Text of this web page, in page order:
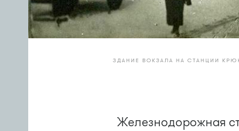
ЗДАНИЕ ВОКЗАЛА НА СТАНЦИИ
Железнодорожная